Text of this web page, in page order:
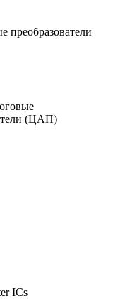
(ЦАП)
ICs